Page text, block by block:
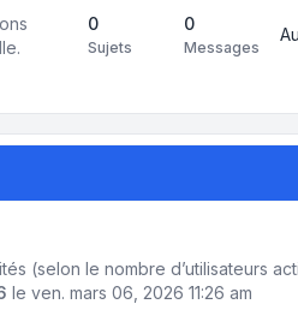
0
Sujets
0
Messages
(selon le nombre d’utilisateurs
le ven. mars 06, 2026 11:26 am